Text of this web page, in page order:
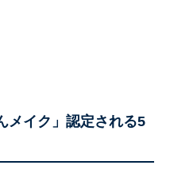
メイク」認定される5